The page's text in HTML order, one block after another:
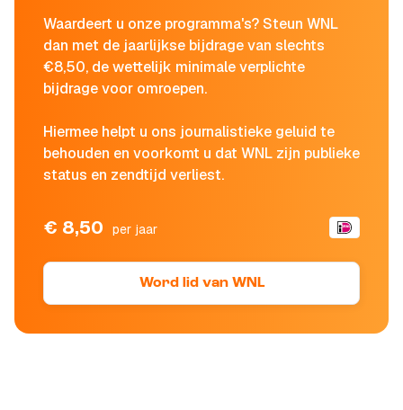
Waardeert u onze programma's? Steun WNL
dan met de jaarlijkse bijdrage van slechts
€8,50, de wettelijk minimale verplichte
bijdrage voor omroepen.
Hiermee helpt u ons journalistieke geluid te
behouden en voorkomt u dat WNL zijn publieke
status en zendtijd verliest.
€ 8,50 per jaar
Word lid van WNL